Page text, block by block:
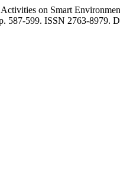
on Smart
587-599. ISSN 2763-8979.